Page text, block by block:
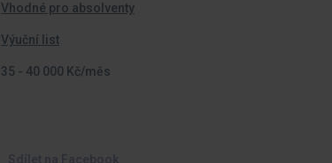
Vhodné pro absolventy
Výuční list
35 - 40 000 Kč/měs